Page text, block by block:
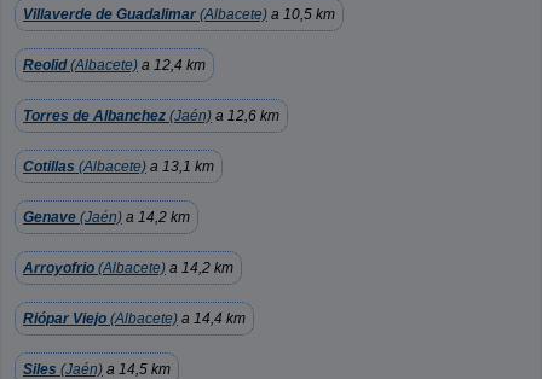
Villaverde de Guadalimar (Albacete) a 10,5 km
Reolid(Albacete) a 12,4 km
Torres de Albanchez (Jaén) a 12,6 km
Cotillas (Albacete) a 13,1 km
Genave (Jaén) a 14,2 km
Arroyofrio (Albacete) a 14,2 km
Riópar Viejo (Albacete) a 14,4 km
Siles (Jaén) a 14,5 km